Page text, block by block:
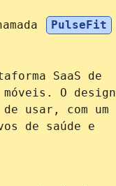
PulseFit
SaaS de
O design
usar, com um
de saúde e